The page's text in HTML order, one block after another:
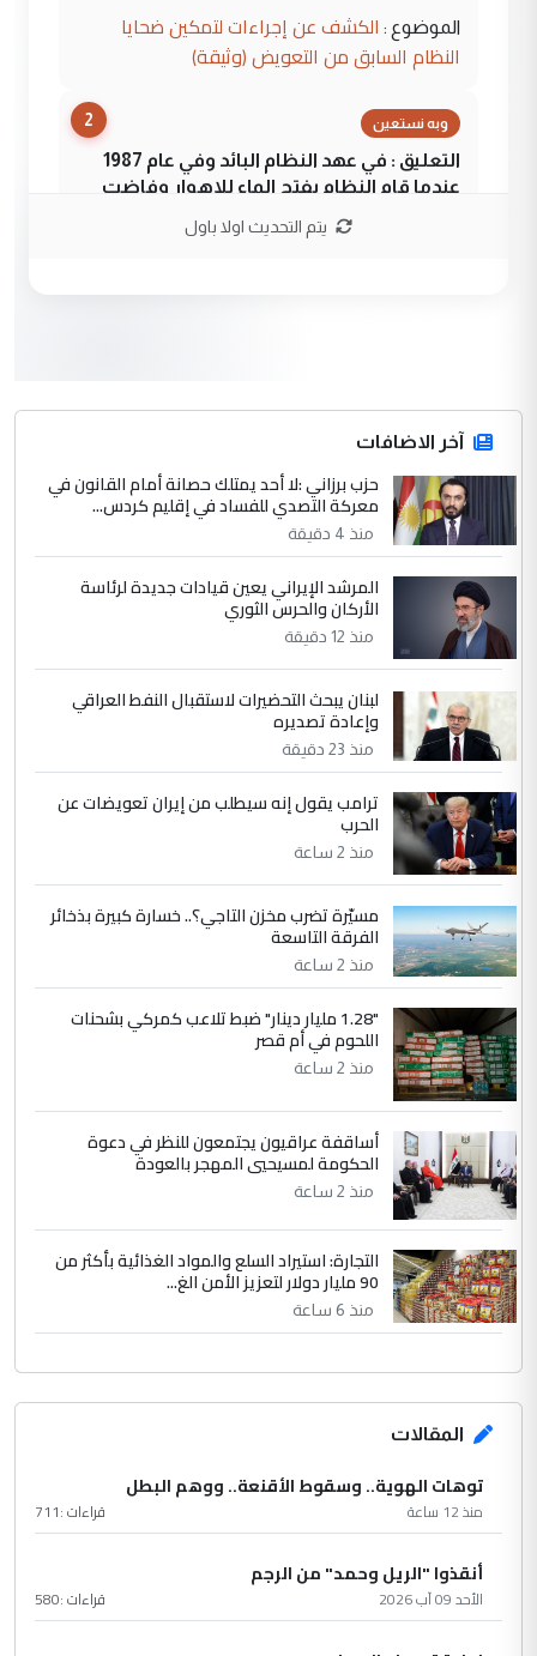
الموضوع : الكشف عن إجراءات لتمكين ضحايا
النظام السابق من التعويض (وثيقة)
2 وبه نستعين
التعليق : في عهد النظام البائد وفي عام 1987
عندما قام النظام بفتح الماء للاهوار وفاضت
عندما قام النظام بفتح الماء للاهوار وفاضت
البساتين ...
الموضوع :
الكشف عن إجراءات لتمكين ضحايا
النظام السابق من التعويض (وثيقة)
وبه نستعين
عندما قام النظام بفتح الماء للاهوار وفاضت
البساتين ...
الموضوع :
الكشف عن إجراءات لتمكين ضحايا
النظام السابق من التعويض (وثيقة)
5 وبه نستعين
عندما قام النظام بفتح الماء للاهوار وفاضت
البساتين ...
الموضوع :
الكشف عن إجراءات لتمكين ضحايا
النظام السابق من التعويض (وثيقة)
يتم التحديث اولا باول
آخر الاضافات
حزب برزاني :لا أحد يمتلك حصانة أمام القانون في
معركة التصدي للفساد في إقليم كردس...
منذ 4 دقيقة
المرشد الإيراني يعين قيادات جديدة لرئاسة
الأركان والحرس الثوري
منذ 12 دقيقة
لبنان يبحث التحضيرات لاستقبال النفط العراقي
وإعادة تصديره
منذ 23 دقيقة
ترامب يقول إنه سيطلب من إيران تعويضات عن
الحرب
منذ 2 ساعة
مسيّرة تضرب مخزن التاجي؟.. خسارة كبيرة بذخائر
الفرقة التاسعة
منذ 2 ساعة
"1.28 مليار دينار" ضبط تلاعب كمركي بشحنات
اللحوم في أم قصر
منذ 2 ساعة
أساقفة عراقيون يجتمعون للنظر في دعوة
الحكومة لمسيحيي المهجر بالعودة
منذ 2 ساعة
التجارة: استيراد السلع والمواد الغذائية بأكثر من
90 مليار دولار لتعزيز الأمن الغ...
منذ 6 ساعة
المقالات
توهات الهوية.. وسقوط الأقنعة.. ووهم البطل
منذ 12 ساعة قراءات :711
أنقذوا "الريل وحمد" من الرجم
الأحد 09 آب 2026 قراءات :580